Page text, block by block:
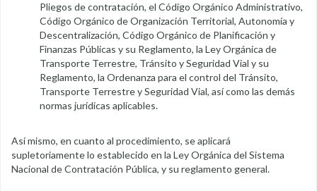
Pliegos de contratación, el Código Orgánico Administrativo,
Código Orgánico de Organización Territorial, Autonomía y
Descentralización, Código Orgánico de Planificación y
Finanzas Públicas y su Reglamento, la Ley Orgánica de
Transporte Terrestre, Tránsito y Seguridad Vial y su
Reglamento, la Ordenanza para el control del Tránsito,
Transporte Terrestre y Seguridad Vial, así como las demás
normas jurídicas aplicables.
Así mismo, en cuanto al procedimiento, se aplicará
supletoriamente lo establecido en la Ley Orgánica del Sistema
Nacional de Contratación Pública, y su reglamento general.